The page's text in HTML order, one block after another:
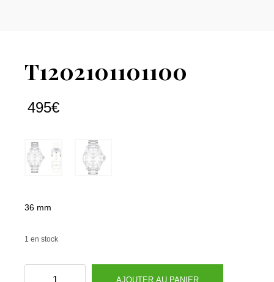
T1202101101100
495€
36 mm
1 en stock
AJOUTER AU PANIER